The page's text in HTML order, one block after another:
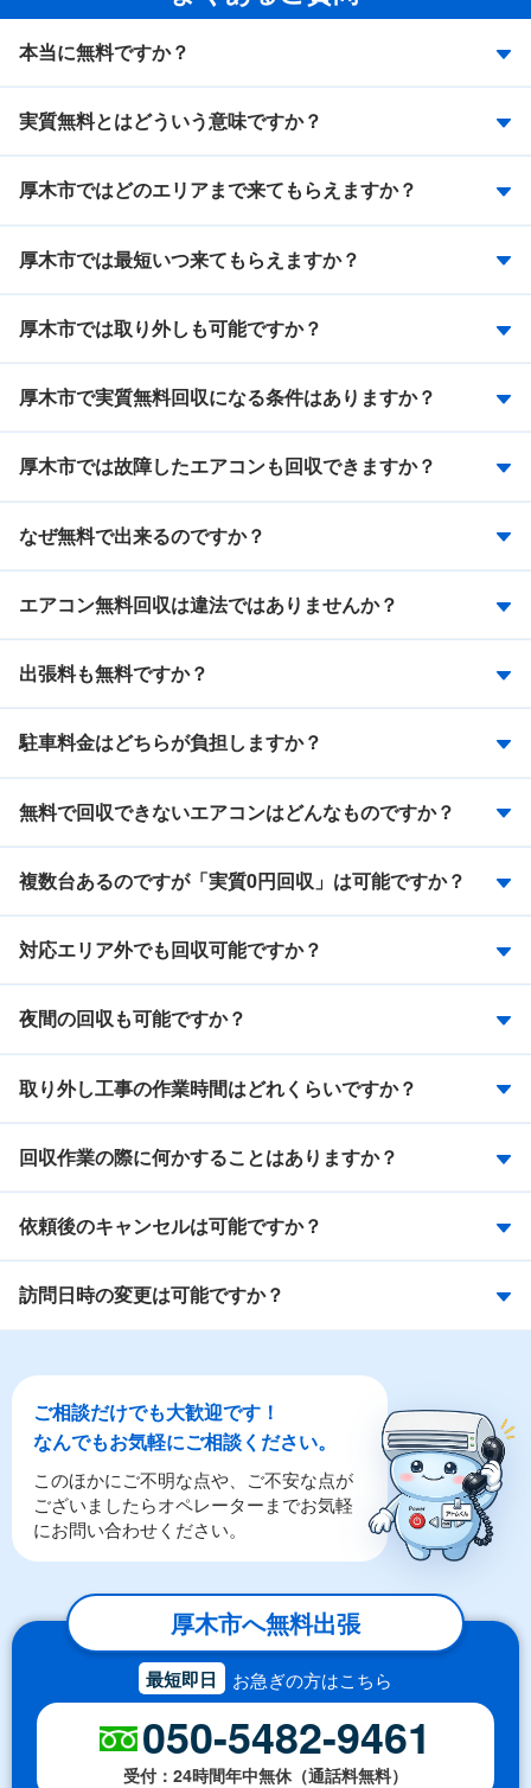
本当に無料ですか？
実質無料とはどういう意味ですか？
厚木市ではどのエリアまで来てもらえますか？
厚木市では最短いつ来てもらえますか？
厚木市では取り外しも可能ですか？
厚木市で実質無料回収になる条件はありますか？
厚木市では故障したエアコンも回収できますか？
なぜ無料で出来るのですか？
エアコン無料回収は違法ではありませんか？
出張料も無料ですか？
駐車料金はどちらが負担しますか？
無料で回収できないエアコンはどんなものですか？
複数台あるのですが「実質0円回収」は可能ですか？
対応エリア外でも回収可能ですか？
夜間の回収も可能ですか？
取り外し工事の作業時間はどれくらいですか？
回収作業の際に何かすることはありますか？
依頼後のキャンセルは可能ですか？
訪問日時の変更は可能ですか？
ご相談だけでも大歓迎です！
なんでもお気軽にご相談ください。
このほかにご不明な点や、ご不安な点が
ございましたらオペレーターまでお気軽
にお問い合わせください。
厚木市へ無料出張
最短即日 お急ぎの方はこちら
050-5482-9461
受付：24時間年中無休（通話料無料）